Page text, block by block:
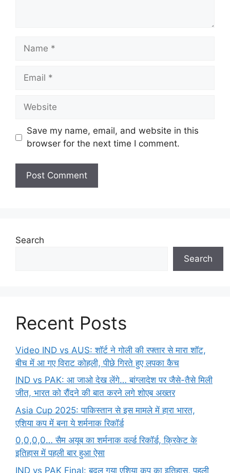
Name
Email
Website
Save my name, email, and website in this
browser for the next time I comment.
Search
Search
Recent Posts
Video IND vs AUS: शॉर्ट ने गोली की रफ्तार से मारा शॉट,
बीच में आ गए विराट कोहली, पीछे गिरते हुए लपका कैच
IND vs PAK: आ जाओ देख लेंगे… बांग्लादेश पर जैसे-तैसे मिली
जीत, भारत को रौंदने की बात करने लगे शोएब अख्तर
Asia Cup 2025: पाकिस्तान से इस मामले में हारा भारत,
एशिया कप में बना ये शर्मनाक रिकॉर्ड
0,0,0,0… सैम अयूब का शर्मनाक वर्ल्ड रिकॉर्ड, क्रिकेट के
इतिहास में पहली बार हुआ ऐसा
IND vs PAK Final: बदल गया एशिया कप का इतिहास, पहली